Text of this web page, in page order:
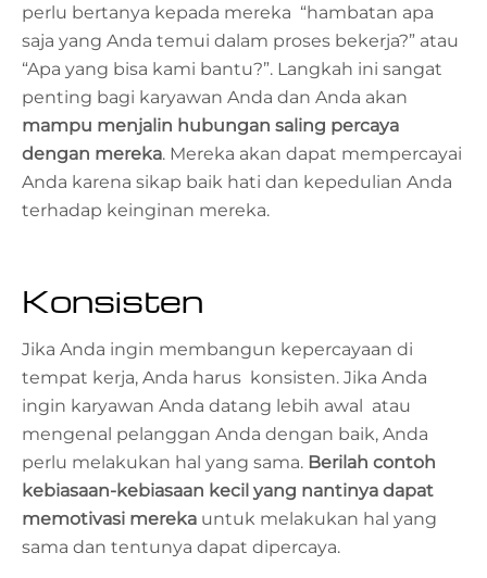
perlu bertanya kepada mereka “hambatan apa
saja yang Anda temui dalam proses bekerja?” atau
“Apa yang bisa kami bantu?”. Langkah ini sangat
penting bagi karyawan Anda dan Anda akan
mampu menjalin hubungan saling percaya
dengan mereka. Mereka akan dapat mempercayai
Anda karena sikap baik hati dan kepedulian Anda
terhadap keinginan mereka.
Konsisten
Jika Anda ingin membangun kepercayaan di
tempat kerja, Anda harus konsisten. Jika Anda
ingin karyawan Anda datang lebih awal atau
mengenal pelanggan Anda dengan baik, Anda
perlu melakukan hal yang sama. Berilah contoh
kebiasaan-kebiasaan kecil yang nantinya dapat
memotivasi mereka untuk melakukan hal yang
sama dan tentunya dapat dipercaya.